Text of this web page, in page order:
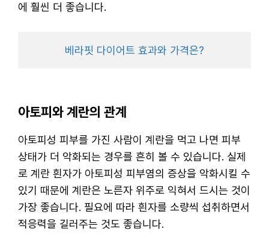
에 훨씬 더 좋습니다.
베라핏 다이어트 효과와 가격은?
아토피와 계란의 관계
아토피성 피부를 가진 사람이 계란을 먹고 나면 피부
상태가 더 악화되는 경우를 흔히 볼 수 있습니다. 실제
로 계란 흰자가 아토피성 피부염의 증상을 악화시킬 수
있기 때문에 계란은 노른자 위주로 익혀서 드시는 것이
가장 좋습니다. 필요에 따라 흰자를 소량씩 섭취하면서
적응력을 길러주는 것도 좋습니다.